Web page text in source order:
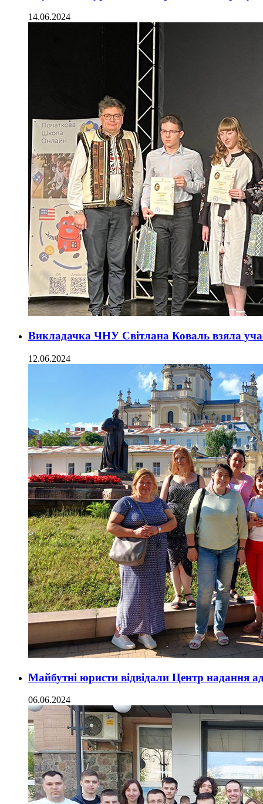
14.06.2024
Викладачка ЧНУ Світлана Коваль взяла
12.06.2024
Майбутні юристи відвідали Центр надання
06.06.2024